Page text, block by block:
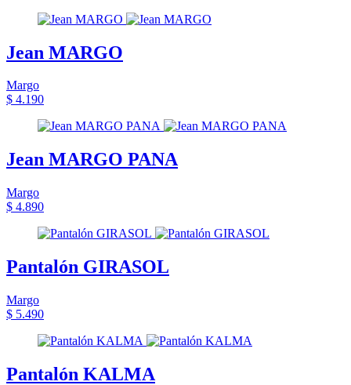
Jean MARGO
Margo
$ 4.190
Jean MARGO PANA
Margo
$ 4.890
Pantalón GIRASOL
Margo
$ 5.490
Pantalón KALMA